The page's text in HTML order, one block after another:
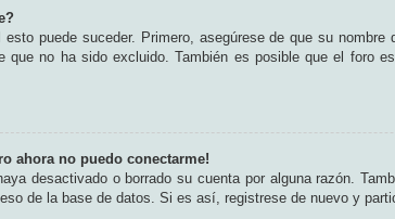
puede suceder. Primero, asegúrese de que su
que no ha sido excluido. También es posible que el foro
ahora no puedo conectarme!
desactivado o borrado su cuenta por alguna razón.
de la base de datos. Si es así, registrese de nuevo y